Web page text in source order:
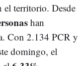
el territorio. Desde
han
Con 2.134 PCR y
domingo, el